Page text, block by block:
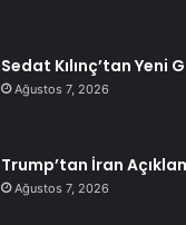
Sedat Kılınç’tan Yeni
Ağustos 7, 2026
Trump’tan İran
Ağustos 7, 2026